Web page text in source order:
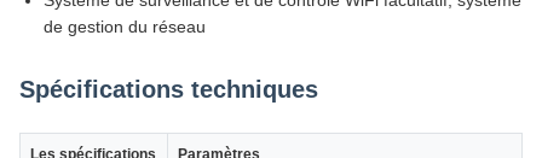
de gestion du réseau
Spécifications techniques
Les spécifications Paramètres